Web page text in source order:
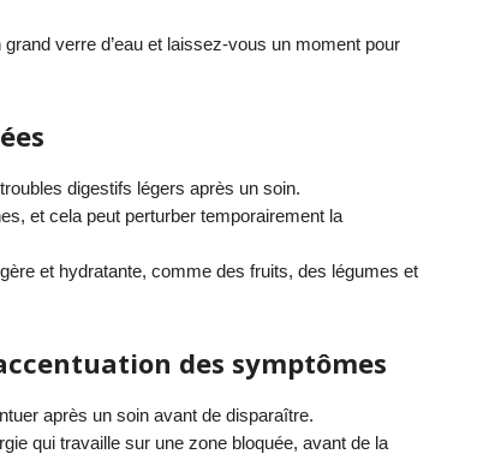
verre d’eau et laissez-vous un moment pour
digestifs légers après un soin.
et cela peut perturber temporairement la
et hydratante, comme des fruits, des légumes et
des symptômes
après un soin avant de disparaître.
qui travaille sur une zone bloquée, avant de la